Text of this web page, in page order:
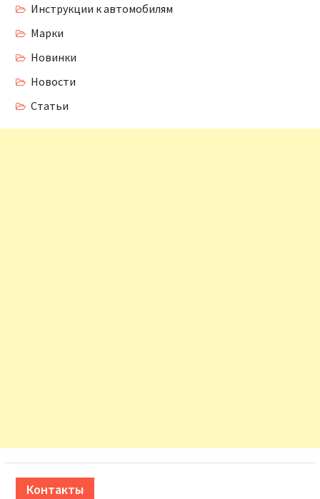
Инструкции к автомобилям
Марки
Новинки
Новости
Статьи
Контакты